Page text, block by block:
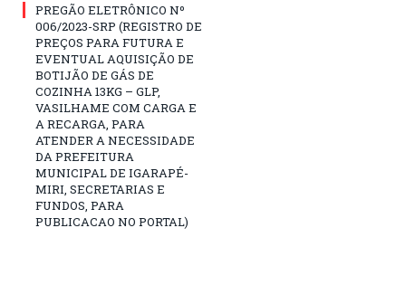
PREGÃO ELETRÔNICO Nº
006/2023-SRP (REGISTRO DE
PREÇOS PARA FUTURA E
EVENTUAL AQUISIÇÃO DE
BOTIJÃO DE GÁS DE
COZINHA 13KG – GLP,
VASILHAME COM CARGA E
A RECARGA, PARA
ATENDER A NECESSIDADE
DA PREFEITURA
MUNICIPAL DE IGARAPÉ-
MIRI, SECRETARIAS E
FUNDOS, PARA
PUBLICACAO NO PORTAL)